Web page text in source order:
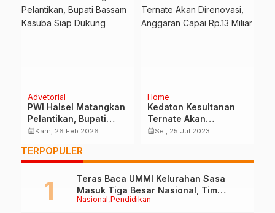
Advetorial
PWI Halsel Matangkan
Pelantikan, Bupati
Bassam Kasuba Siap
calendar_monthKam, 26 Feb 2026
Home
Kedaton Kesultanan
Ternate Akan
Direnovasi, Anggaran
calendar_monthSel, 25 Jul 2023
TERPOPULER
Nasional Pendidikan
Teras Baca UMMI Kelurahan Sasa
Masuk Tiga Besar Nasional, Tim
Penilai Lakukan Visitasi di Ternate